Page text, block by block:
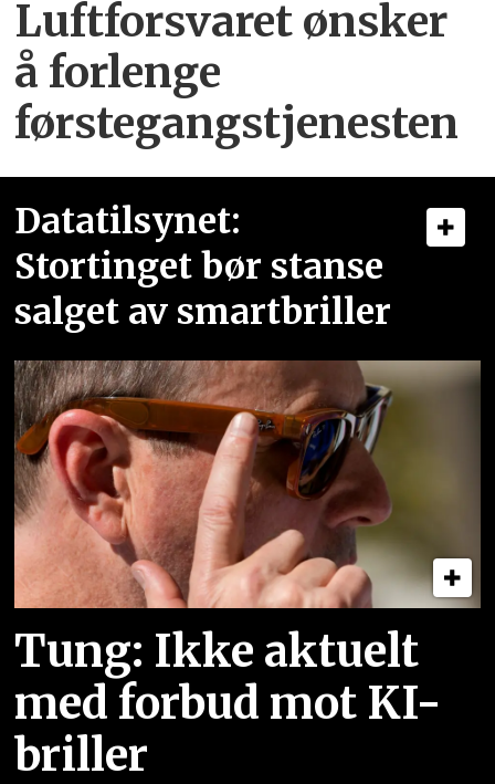
Luftforsvaret ønsker
å forlenge
førstegangstjenesten
Datatilsynet:
Stortinget bør stanse
salget av smartbriller
Tung: Ikke aktuelt
med forbud mot KI-
briller